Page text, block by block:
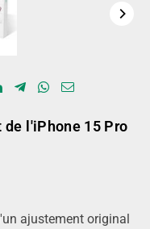
l'iPhone 15 Pro
ajustement original